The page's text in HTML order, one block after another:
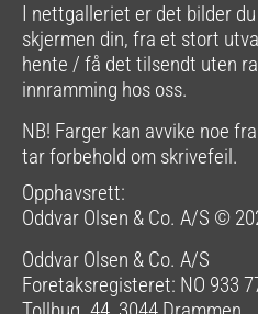
I nettgalleriet er det bilder
skjermen din, fra et stort
hente / få det tilsendt uten
innramming hos oss.
NB! Farger kan avvike noe
tar forbehold om skrivefeil.
Opphavsrett:
Oddvar Olsen & Co. A/S ©
Oddvar Olsen & Co. A/S
Foretaksregisteret: NO 933